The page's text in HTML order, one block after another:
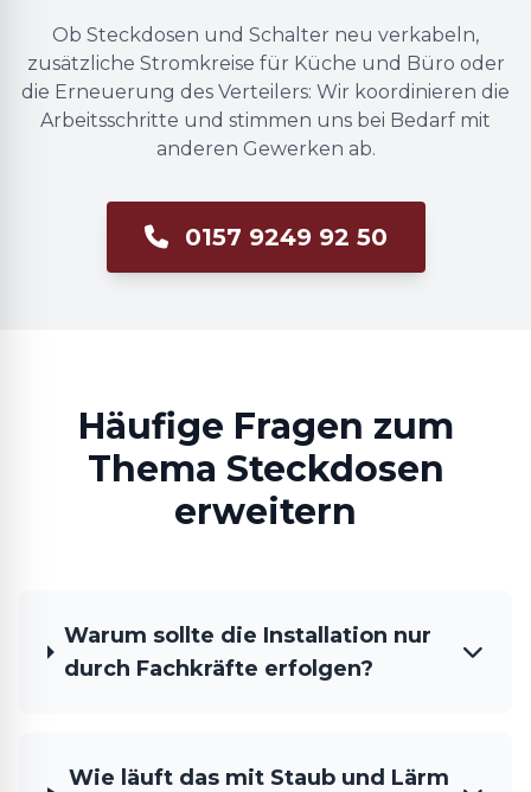
Ob Steckdosen und Schalter neu verkabeln,
zusätzliche Stromkreise für Küche und Büro oder
die Erneuerung des Verteilers: Wir koordinieren die
Arbeitsschritte und stimmen uns bei Bedarf mit
anderen Gewerken ab.
0157 9249 92 50
Häufige Fragen zum
Thema Steckdosen
erweitern
Warum sollte die Installation nur
durch Fachkräfte erfolgen?
Wie läuft das mit Staub und Lärm